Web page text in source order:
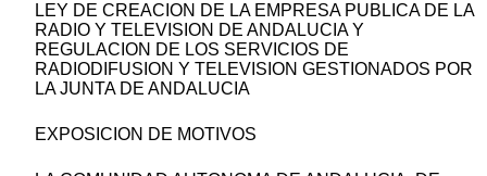
LEY DE CREACION DE LA EMPRESA PUBLICA DE LA
RADIO Y TELEVISION DE ANDALUCIA Y
REGULACION DE LOS SERVICIOS DE
RADIODIFUSION Y TELEVISION GESTIONADOS POR
LA JUNTA DE ANDALUCIA
EXPOSICION DE MOTIVOS